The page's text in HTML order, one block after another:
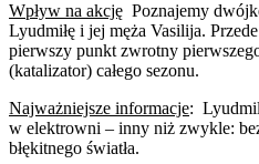
Wpływ na akcję Poznajemy
Lyudmiłę i jej męża Vasilija.
pierwszy punkt zwrotny
(katalizator) całego sezonu.
Najważniejsze informacje:
w elektrowni – inny niż zwykle:
błękitnego światła.